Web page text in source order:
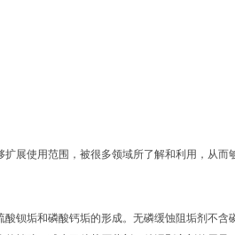
使用范围，被很多领域所了解和利用，从而
钡垢和磷酸钙垢的形成。无磷缓蚀阻垢剂不含